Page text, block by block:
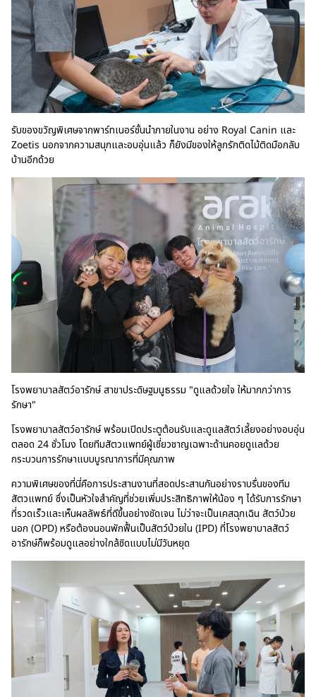
รับของขวัญพิเศษจากพาร์ทเนอร์ชั้นนำภายในงาน อย่าง Royal Canin และ
Zoetis นอกจากความสนุกและอบอุ่นแล้ว ก็ยังมีของให้ลูกรักติดไม้ติดมือกลับ
บ้านอีกด้วย
โรงพยาบาลสัตว์อารักษ์ สาขาประดิษฐมนูธรรม "ดูแลด้วยใจ ให้มากกว่าการ
รักษา"
โรงพยาบาลสัตว์อารักษ์ พร้อมเปิดประตูต้อนรับและดูแลสัตว์เลี้ยงอย่างอบอุ่น
ตลอด 24 ชั่วโมง โดยทีมสัตวแพทย์ผู้เชี่ยวชาญเฉพาะด้านคอยดูแลด้วย
กระบวนการรักษาแบบบูรณาการที่มีคุณภาพ
ความพิเศษของที่นี่คือการประสานงานที่สอดประสานกันอย่างราบรื่นของทีม
สัตวแพทย์ ซึ่งเป็นหัวใจสำคัญที่ช่วยเพิ่มประสิทธิภาพให้น้อง ๆ ได้รับการรักษา
ที่รวดเร็วและเห็นผลลัพธ์ที่ดีขึ้นอย่างชัดเจน ไม่ว่าจะเป็นเคสฉุกเฉิน สัตว์ป่วย
นอก (OPD) หรือต้องนอนพักฟื้นเป็นสัตว์ป่วยใน (IPD) ที่โรงพยาบาลสัตว์
อารักษ์ก็พร้อมดูแลอย่างใกล้ชิดแบบไม่มีวันหยุด